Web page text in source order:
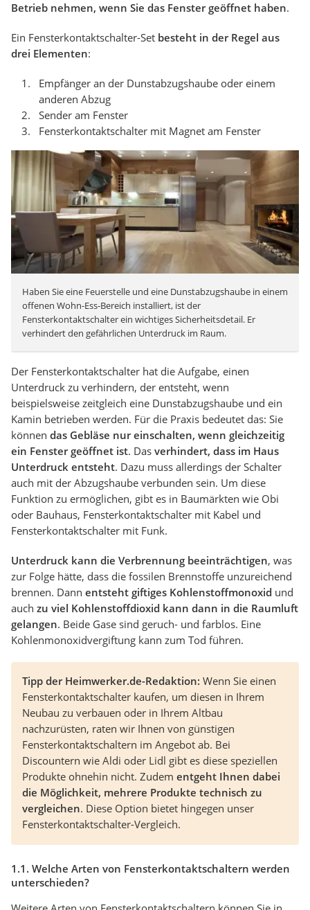
Betrieb nehmen, wenn Sie das Fenster geöffnet haben.
Ein Fensterkontaktschalter-Set besteht in der Regel aus
drei Elementen:
Empfänger an der Dunstabzugshaube oder einem
anderen Abzug
Sender am Fenster
Fensterkontaktschalter mit Magnet am Fenster
Haben Sie eine Feuerstelle und eine Dunstabzugshaube in einem
offenen Wohn-Ess-Bereich installiert, ist der
Fensterkontaktschalter ein wichtiges Sicherheitsdetail. Er
verhindert den gefährlichen Unterdruck im Raum.
Der Fensterkontaktschalter hat die Aufgabe, einen
Unterdruck zu verhindern, der entsteht, wenn
beispielsweise zeitgleich eine Dunstabzugshaube und ein
Kamin betrieben werden. Für die Praxis bedeutet das: Sie
können das Gebläse nur einschalten, wenn gleichzeitig
ein Fenster geöffnet ist. Das verhindert, dass im Haus
Unterdruck entsteht. Dazu muss allerdings der Schalter
auch mit der Abzugshaube verbunden sein. Um diese
Funktion zu ermöglichen, gibt es in Baumärkten wie Obi
oder Bauhaus, Fensterkontaktschalter mit Kabel und
Fensterkontaktschalter mit Funk.
Unterdruck kann die Verbrennung beeinträchtigen, was
zur Folge hätte, dass die fossilen Brennstoffe unzureichend
brennen. Dann entsteht giftiges Kohlenstoffmonoxid und
auch zu viel Kohlenstoffdioxid kann dann in die Raumluft
gelangen. Beide Gase sind geruch- und farblos. Eine
Kohlenmonoxidvergiftung kann zum Tod führen.
Tipp der Heimwerker.de-Redaktion: Wenn Sie einen
Fensterkontaktschalter kaufen, um diesen in Ihrem
Neubau zu verbauen oder in Ihrem Altbau
nachzurüsten, raten wir Ihnen von günstigen
Fensterkontaktschaltern im Angebot ab. Bei
Discountern wie Aldi oder Lidl gibt es diese speziellen
Produkte ohnehin nicht. Zudem entgeht Ihnen dabei
die Möglichkeit, mehrere Produkte technisch zu
vergleichen. Diese Option bietet hingegen unser
Fensterkontaktschalter-Vergleich.
1.1. Welche Arten von Fensterkontaktschaltern werden
unterschieden?